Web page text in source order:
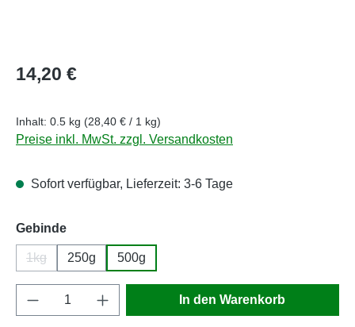
Regulärer Preis:
14,20 €
Inhalt: 0.5 kg (28,40 € / 1 kg)
Preise inkl. MwSt. zzgl. Versandkosten
Sofort verfügbar, Lieferzeit: 3-6 Tage
Gebindeauswählen
1kg
(Diese Option ist zurzeit nicht verfügbar.)
250g 500g
Produkt Anzahl: Gib den gewünschten
In den Warenkorb